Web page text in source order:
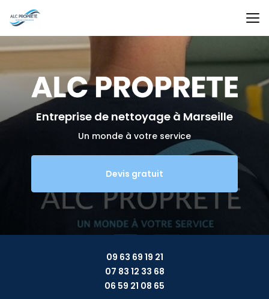
au
contenu
principal
Entreprise de nettoyage à Marseille
Un monde à votre service
Devis gratuit
09 63 69 19 21
07 83 12 33 68
06 59 21 08 65